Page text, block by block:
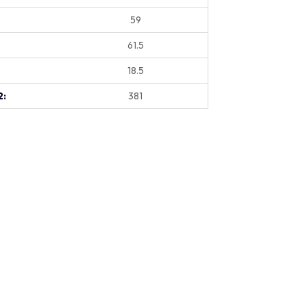
59
61.5
18.5
381